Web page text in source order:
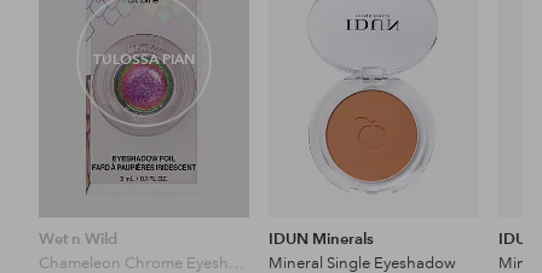
TULOSSA PIAN
Wet n Wild
Chameleon Chrome Eyeshadow Foil
IDUN Minerals
Mineral Single Eyeshadow